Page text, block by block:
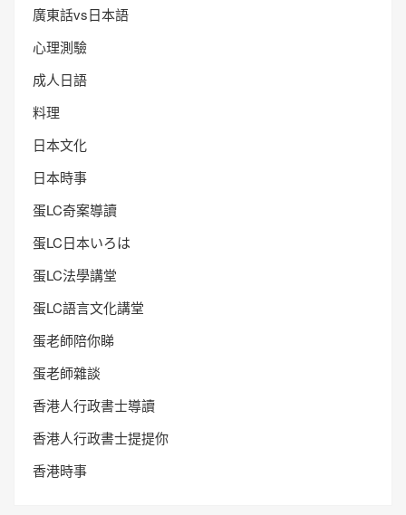
廣東話vs日本語
心理測驗
成人日語
料理
日本文化
日本時事
蛋LC奇案導讀
蛋LC日本いろは
蛋LC法學講堂
蛋LC語言文化講堂
蛋老師陪你睇
蛋老師雜談
香港人行政書士導讀
香港人行政書士提提你
香港時事